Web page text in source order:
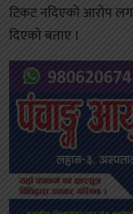
टिकट नदिएको आरोप
दिएको बताए ।